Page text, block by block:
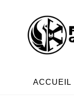
ACCUEIL